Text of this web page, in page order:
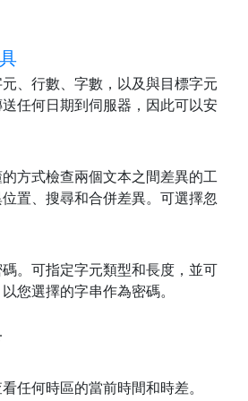
、行數、字數，以及與目標字元
任何日期到伺服器，因此可以安
方式檢查兩個文本之間差異的工
置、搜尋和合併差異。可選擇忽
。可指定字元類型和長度，並可
您選擇的字串作為密碼。
任何時區的當前時間和時差。